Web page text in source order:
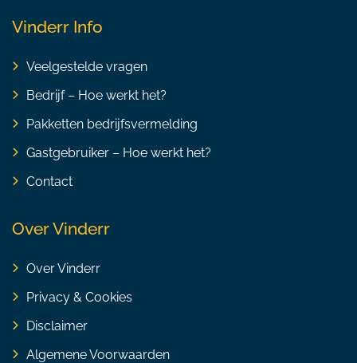
Vinderr Info
Veelgestelde vragen
Bedrijf – Hoe werkt het?
Pakketten bedrijfsvermelding
Gastgebruiker – Hoe werkt het?
Contact
Over Vinderr
Over Vinderr
Privacy & Cookies
Disclaimer
Algemene Voorwaarden